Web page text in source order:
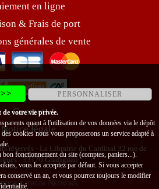
en ligne
& Frais de port
générales de vente
Contact
Notice légale
réservés - La Librairie du Cardinal 32 rue de
- 33170 Gradignan
Lithium Network
PERSONNALISER
de votre vie privée.
quant à l'utilisation de vos données via le dépôt
cookies nous vous proposerons un service adapté à
bon fonctionnement du site (comptes, paniers...).
vous les acceptez par défaut. Si vous accepter
conservé un an, et vous pourrez toujours le modifier
.